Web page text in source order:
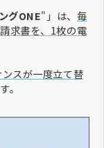
グONE"」は、 毎
求書を、1枚の電
スが一度立て替
。